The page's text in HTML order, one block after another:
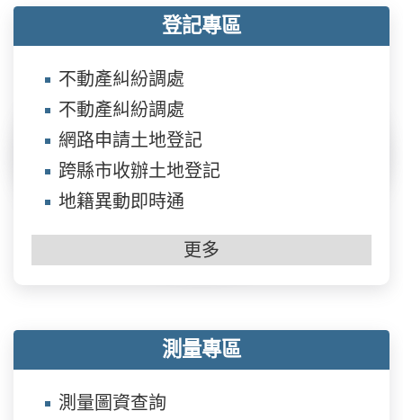
登記專區
不動產糾紛調處
不動產糾紛調處
網路申請土地登記
跨縣市收辦土地登記
地籍異動即時通
更多
測量專區
測量圖資查詢